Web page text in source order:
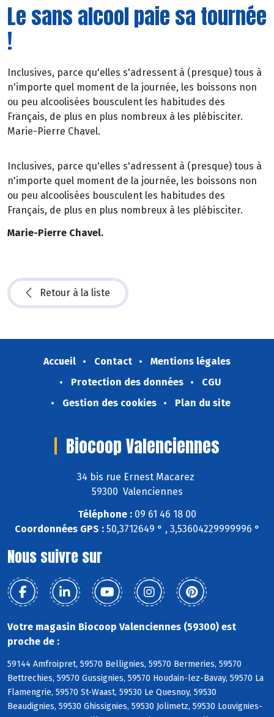
Le sans alcool paie sa tournée
!
Inclusives, parce qu'elles s'adressent à (presque) tous à
n'importe quel moment de la journée, les boissons non
ou peu alcoolisées bousculent les habitudes des
Français, de plus en plus nombreux à les plébisciter.
Marie-Pierre Chavel.
Inclusives, parce qu'elles s'adressent à (presque) tous à
n'importe quel moment de la journée, les boissons non
ou peu alcoolisées bousculent les habitudes des
Français, de plus en plus nombreux à les plébisciter.
Marie-Pierre Chavel.
Retour à la liste
Accueil Contact
Mentions légales
Protection des données
CGU
Gestion des cookies
Plan du site
Biocoop Valenciennes
34 bis rue Ernest Macarez
59300 Valenciennes
Téléphone : 09 61 46 18 00
Coordonnées GPS :50,3712649 ° , 3,53604229999996 °
Nous suivre sur
Votre magasin Biocoop Valenciennes (59300) est
proche de :
59144 Amfroipret, 59570 Bellignies, 59570 Bermeries, 59570
Bettrechies, 59570 Gussignies, 59570 Houdain-lez-Bavay, 59570 La
Flamengrie, 59570 St-Waast, 59530 Le Quesnoy, 59530
Beaudignies, 59530 Ghissignies, 59530 Jolimetz, 59530 Louvignies-